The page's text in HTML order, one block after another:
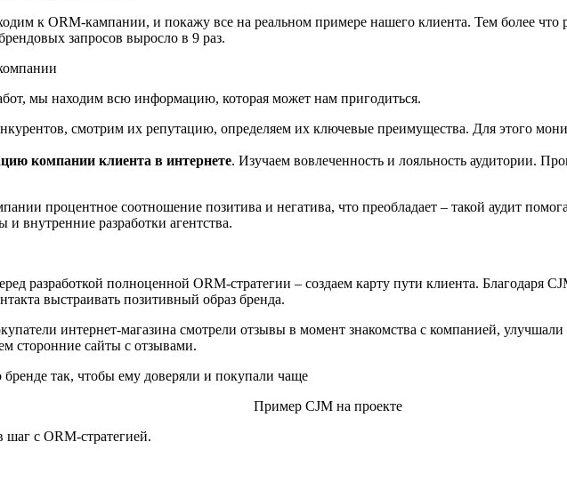
к ORM-кампании, и покажу все на реальном примере нашего клиента. Тем более что
запросов выросло в 9 раз.
мы находим всю информацию, которая может нам пригодиться.
смотрим их репутацию, определяем их ключевые преимущества. Для этого
компании клиента в интернете. Изучаем вовлеченность и лояльность аудитории.
процентное соотношение позитива и негатива, что преобладает – такой аудит
внутренние разработки агентства.
разработкой полноценной ORM-стратегии – создаем карту пути клиента. Благодаря
выстраивать позитивный образ бренда.
интернет-магазина смотрели отзывы в момент знакомства с компанией,
сторонние сайты с отзывами.
Пример CJM на проекте
шаг с ORM-стратегией.